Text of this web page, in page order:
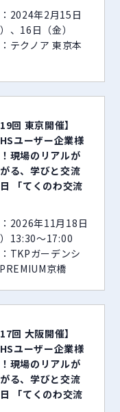
2024年2月15日
）、16日（金）
テクノア 東京本
19回 東京開催】
ユーザー企業様
現場のリアルが
る、学びと交流
「てくのわ交流
2026年11月18日
）13:30～17:00
TKPガーデンシ
京橋
17回 大阪開催】
ユーザー企業様
現場のリアルが
る、学びと交流
「てくのわ交流